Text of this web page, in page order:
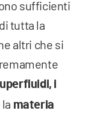
sufficienti
tutta la
altri che si
i
la materia